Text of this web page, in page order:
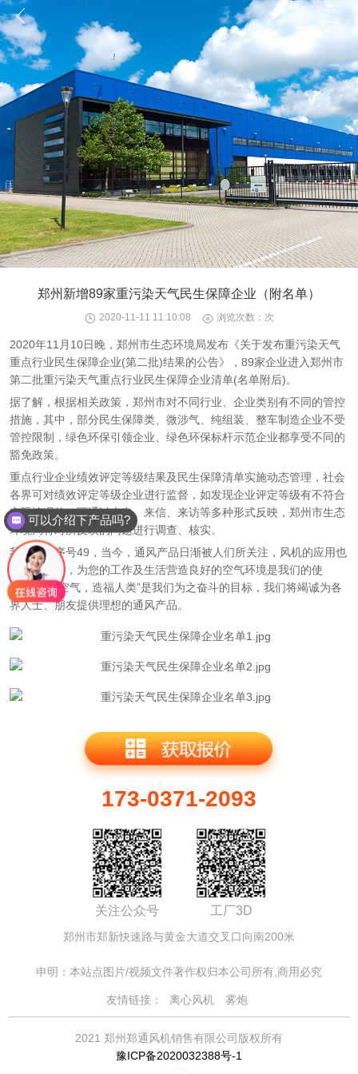
郑州新增89家重污染天气民生保障企业（附名单）
2020-11-11 11:10:08 浏览次数： 次
2020年11月10日晚，郑州市生态环境局发布《关于发布重污染天气
重点行业民生保障企业(第二批)结果的公告》，89家企业进入郑州市
第二批重污染天气重点行业民生保障企业清单(名单附后)。
据了解，根据相关政策，郑州市对不同行业、企业类别有不同的管控
措施，其中，部分民生保障类、微涉气、纯组装、整车制造企业不受
管控限制，绿色环保引领企业、绿色环保标杆示范企业都享受不同的
豁免政策。
重点行业企业绩效评定等级结果及民生保障清单实施动态管理，社会
各界可对绩效评定等级企业进行监督，如发现企业评定等级有不符合
实际情况的，可通过来电、来信、来访等多种形式反映，郑州市生态
环境局将对所反映的问题进行调查、核实。
我司位于序号49，当今，通风产品日渐被人们所关注，风机的应用也
越来越广泛，为您的工作及生活营造良好的空气环境是我们的使
命。“净化空气，造福人类”是我们为之奋斗的目标，我们将竭诚为各
界人士、朋友提供理想的通风产品。
173-0371-2093
关注公众号 工厂3D
郑州市郑新快速路与黄金大道交叉口向南200米
申明：本站点图片/视频文件著作权归本公司所有,商用必究
友情链接： 离心风机 雾炮
2021 郑州郑通风机销售有限公司版权所有
豫ICP备2020032388号-1
可以介绍下产品吗?